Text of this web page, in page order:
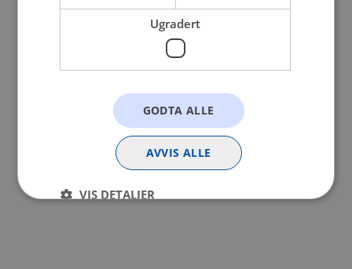
Ugradert
GODTA ALLE
AVVIS ALLE
VIS DETALJER